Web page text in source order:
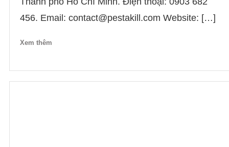
456. Email: contact@pestakill.com Website: […]
Xem thêm